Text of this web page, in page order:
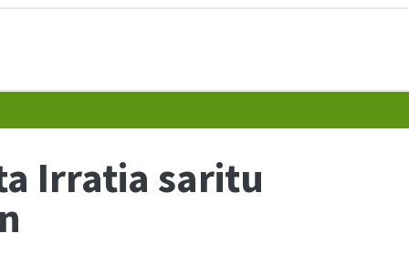
Irratia saritu